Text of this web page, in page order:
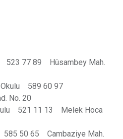
523 77 89 Hüsambey Mah.
Okulu 589 60 97
No. 20
521 11 13 Melek Hoca
50 65 Cambaziye Mah.